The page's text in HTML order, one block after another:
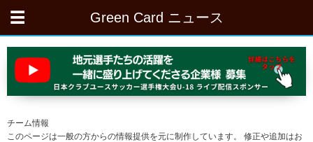
Green Card ニュース
チーム情報
このページは一般の方からの情報提供を元に制作しています。 修正や追加はお